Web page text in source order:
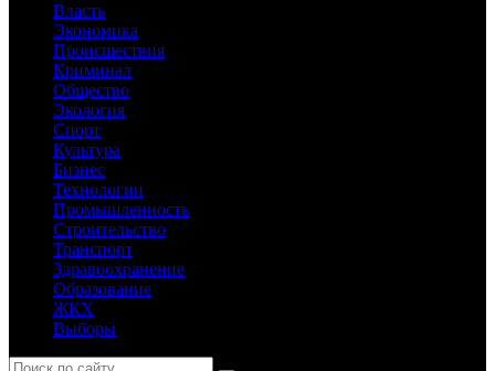
Власть
Экономика
Происшествия
Криминал
Общество
Экология
Спорт
Культура
Бизнес
Технологии
Промышленность
Строительство
Транспорт
Здравоохранение
Образование
ЖКХ
Выборы